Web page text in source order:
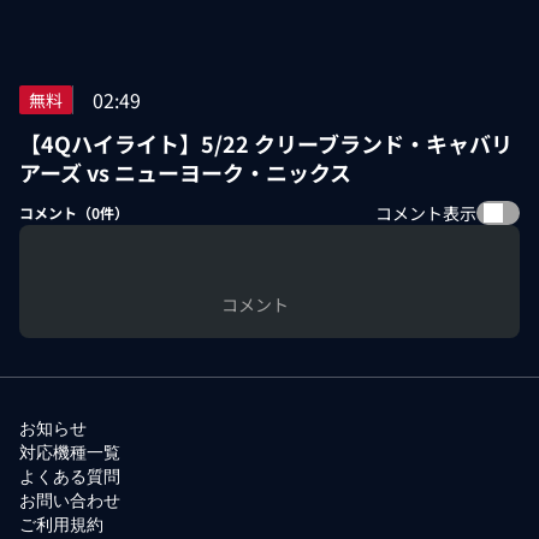
無料 02:49
【4Qハイライト】5/22 クリーブランド・キャバリ
アーズ vs ニューヨーク・ニックス
コメント（0件） コメント表示
コメント
お知らせ
対応機種一覧
よくある質問
お問い合わせ
ご利用規約